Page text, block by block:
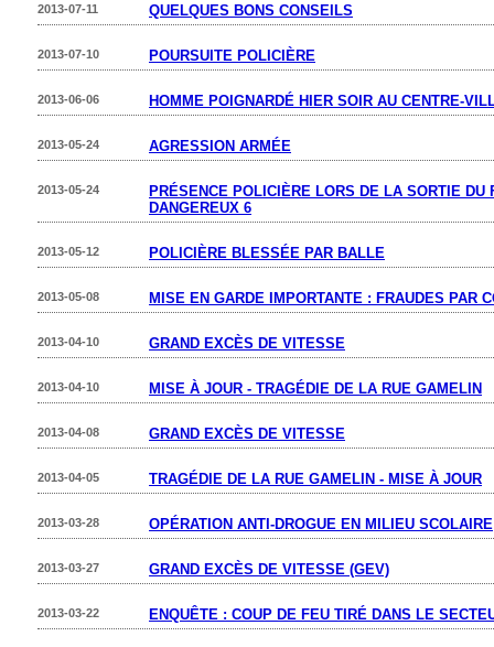
QUELQUES BONS CONSEILS
2013-07-11
POURSUITE POLICIÈRE
2013-07-10
HOMME POIGNARDÉ HIER SOIR AU CENTRE-
2013-06-06
AGRESSION ARMÉE
2013-05-24
PRÉSENCE POLICIÈRE LORS DE LA SORTIE DU
DANGEREUX 6
2013-05-24
POLICIÈRE BLESSÉE PAR BALLE
2013-05-12
MISE EN GARDE IMPORTANTE : FRAUDES PAR
2013-05-08
GRAND EXCÈS DE VITESSE
2013-04-10
MISE À JOUR - TRAGÉDIE DE LA RUE GAMELIN
2013-04-10
GRAND EXCÈS DE VITESSE
2013-04-08
TRAGÉDIE DE LA RUE GAMELIN - MISE À JOUR
2013-04-05
OPÉRATION ANTI-DROGUE EN MILIEU SCOLAIRE
2013-03-28
GRAND EXCÈS DE VITESSE (GEV)
2013-03-27
ENQUÊTE : COUP DE FEU TIRÉ DANS LE
2013-03-22